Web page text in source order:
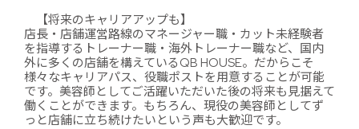
【将来のキャリアアップも】
店長・店舗運営路線のマネージャー職・カット未経験者
を指導するトレーナー職・海外トレーナー職など、国内
外に多くの店舗を構えているQB HOUSE。だからこそ
様々なキャリアパス、役職ポストを用意することが可能
です。美容師としてご活躍いただいた後の将来も見据えて
働くことができます。もちろん、現役の美容師としてず
っと店舗に立ち続けたいという声も大歓迎です。